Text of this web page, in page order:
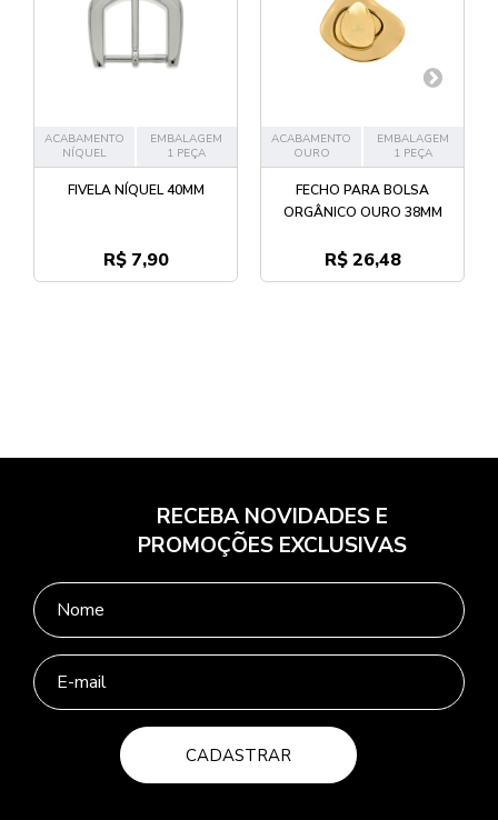
ACABAMENTO
NÍQUEL
EMBALAGEM
1 PEÇA
FIVELA NÍQUEL 40MM
R$ 7,90
ACABAMENTO
OURO
EMBALAGEM
1 PEÇA
FECHO PARA BOLSA
ORGÂNICO OURO 38MM
R$ 26,48
RECEBA NOVIDADES E
PROMOÇÕES EXCLUSIVAS
CADASTRAR